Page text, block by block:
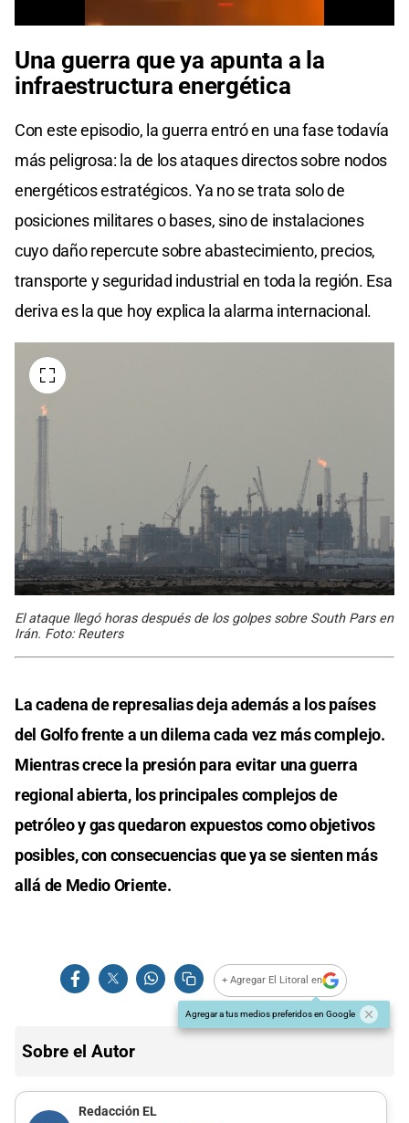
Una guerra que ya apunta a la
infraestructura energética
Con este episodio, la guerra entró en una fase todavía
más peligrosa: la de los ataques directos sobre nodos
energéticos estratégicos. Ya no se trata solo de
posiciones militares o bases, sino de instalaciones
cuyo daño repercute sobre abastecimiento, precios,
transporte y seguridad industrial en toda la región. Esa
deriva es la que hoy explica la alarma internacional.
El ataque llegó horas después de los golpes sobre South Pars en
Irán. Foto: Reuters
La cadena de represalias deja además a los países
del Golfo frente a un dilema cada vez más complejo.
Mientras crece la presión para evitar una guerra
regional abierta, los principales complejos de
petróleo y gas quedaron expuestos como objetivos
posibles, con consecuencias que ya se sienten más
allá de Medio Oriente.
+ Agregar El Litoral en
Agregar a tus medios preferidos en Google
Sobre el Autor
Redacción EL